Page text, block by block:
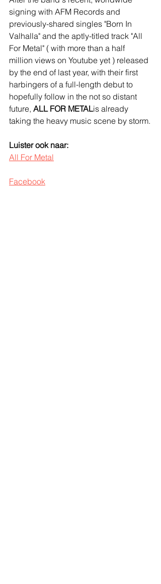
signing with AFM Records and
previously-shared singles "Born In
Valhalla" and the aptly-titled track "All
For Metal" ( with more than a half
million views on Youtube yet ) released
by the end of last year, with their first
harbingers of a full-length debut to
hopefully follow in the not so distant
future, ALL FOR METALis already
taking the heavy music scene by storm.
Luister ook naar:
All For Metal
Facebook